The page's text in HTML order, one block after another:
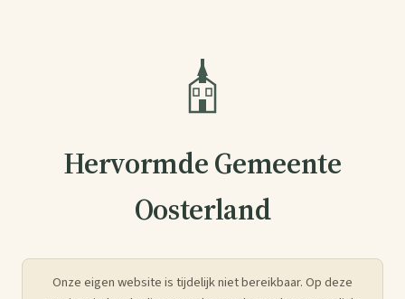
Hervormde Gemeente
Oosterland
Onze eigen website is tijdelijk niet bereikbaar. Op deze